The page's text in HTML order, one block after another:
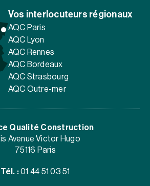
Vos interlocuteurs régionaux
AQC Paris
AQC Lyon
AQC Rennes
AQC Bordeaux
AQC Strasbourg
AQC Outre-mer
Qualité Construction
Avenue Victor Hugo
75116 Paris
Tél. : 01 44 51 03 51